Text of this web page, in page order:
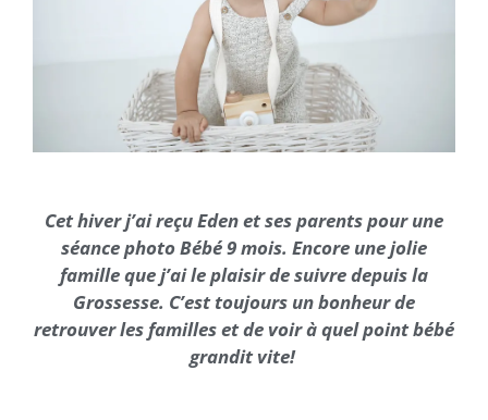
Cet hiver j’ai reçu Eden et ses parents pour une
séance photo Bébé 9 mois. Encore une jolie
famille que j’ai le plaisir de suivre depuis la
Grossesse. C’est toujours un bonheur de
retrouver les familles et de voir à quel point bébé
grandit vite!